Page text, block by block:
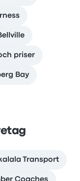
priser
Bay
Transport
Coaches